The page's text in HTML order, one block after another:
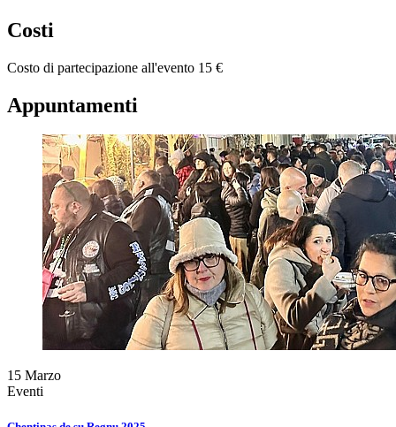
Costi
Costo di partecipazione all'evento 15 €
Appuntamenti
15 Marzo
Eventi